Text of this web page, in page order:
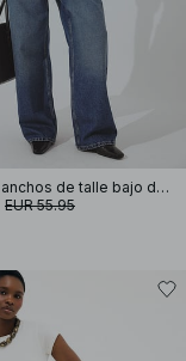
Vaqueros anchos de talle bajo de Studio
EUR 55.95